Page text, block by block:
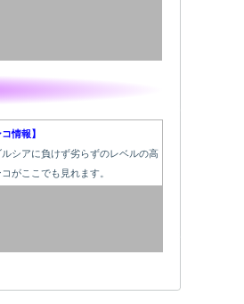
情報】
シアに負けず劣らずのレベルの高
がここでも見れます。